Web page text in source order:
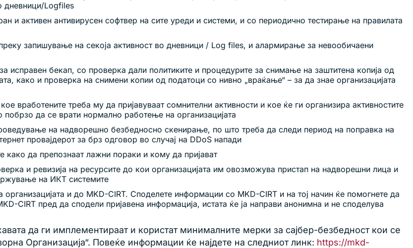
дневници/Logfiles
и активен антивирусен софтвер на сите уреди и системи, и со периодично тестирање на правилата
запишување на секоја активност во дневници / Log files, и алармирање за невообичаени
исправен бекап, со проверка дали политиките и процедурите за снимање на заштитена копија од
како и проверка на снимени копии од податоци со нивно „враќање“ – за да знае организацијата
вработените треба му да пријавуваат сомнителни активности и кое ќе ги организира активностите
да се врати нормално работење на организацијата
на надворешно безбедносно скенирање, по што треба да следи период на поправка на
провајдерот за брз одговор во случај на DDoS напади
како да препознаат лажни пораки и кому да пријават
и ревизија на ресурсите до кои организацијата им овозможува пристап на надворешни лица и
на ИКТ системите
и до MKD-CIRT. Споделете информации со MKD-CIRT и на тој начин ќе помогнете да
CIRT пред да сподели пријавена информација, истата ќе ја направи анонимна и не споделува
да ги имплементираат и користат минималните мерки за сајбер-безбедност кои се
Организација“. Повеќе информации ќе најдете на следниот линк: https://mkd-